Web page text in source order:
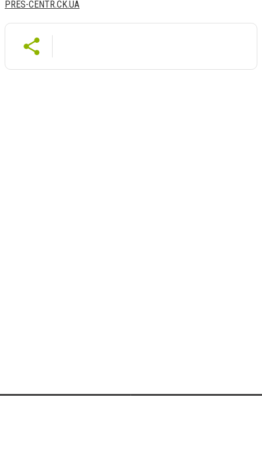
PRES-CENTR.CK.UA